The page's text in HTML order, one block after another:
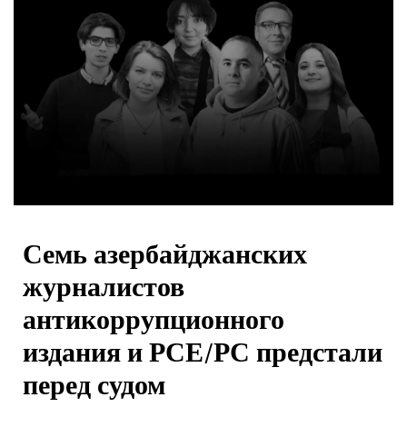
Семь азербайджанских
журналистов
антикоррупционного
издания и РСЕ/РС предстали
перед судом